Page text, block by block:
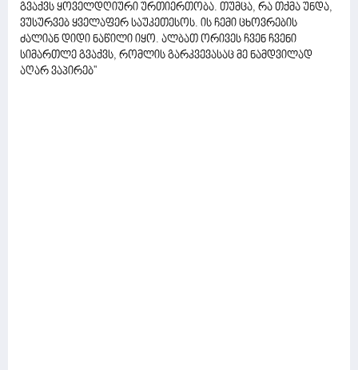
გვაქვს ყოველდღიური ურთიერთობა. თუმცა, რა თქმა უნდა,
ვუსურვებ ყველაფერ საუკეთესოს. ის ჩემი ცხოვრების
ძალიან დიდი ნაწილი იყო. ალბათ ორივეს ჩვენ ჩვენი
სიმართლე გვაქვს, რომლის გარკვევასაც მე ნამდვილად
აღარ ვაპირებ''